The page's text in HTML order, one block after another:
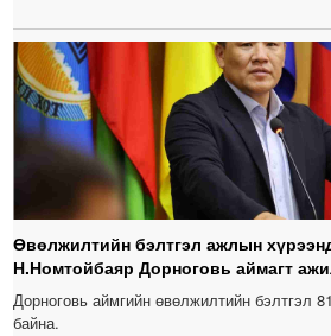
Өвөлжилтийн бэлтгэл ажлын
Н.Номтойбаяр Дорноговь аймагт
Дорноговь аймгийн өвөлжилтийн бэлтгэл
байна.